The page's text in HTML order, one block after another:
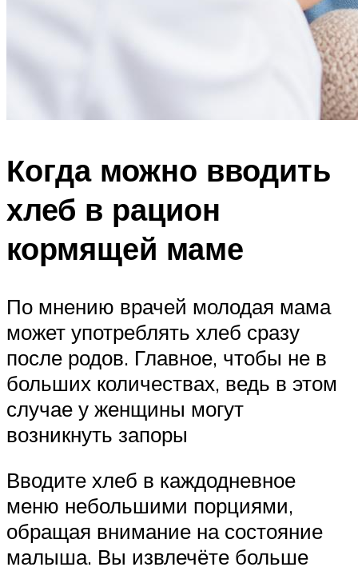
Когда можно вводить
хлеб в рацион
кормящей маме
По мнению врачей молодая мама
может употреблять хлеб сразу
после родов. Главное, чтобы не в
больших количествах, ведь в этом
случае у женщины могут
возникнуть запоры
Вводите хлеб в каждодневное
меню небольшими порциями,
обращая внимание на состояние
малыша. Вы извлечёте больше